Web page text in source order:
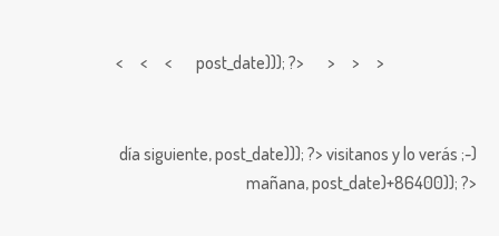
< < < post_date))); ?> > > >
día siguiente,post_date))); ?> visitanos y lo verás ;-)
mañana,post_date)+86400)); ?>